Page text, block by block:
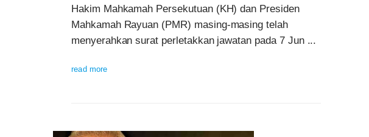
Hakim Mahkamah Persekutuan (KH) dan Presiden
Mahkamah Rayuan (PMR) masing-masing telah
menyerahkan surat perletakkan jawatan pada 7 Jun ...
read more